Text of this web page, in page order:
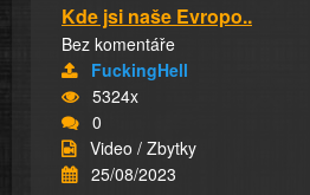
Kde jsi naše Evropo..
Bez komentáře
FuckingHell
5324x
0
Video / Zbytky
25/08/2023